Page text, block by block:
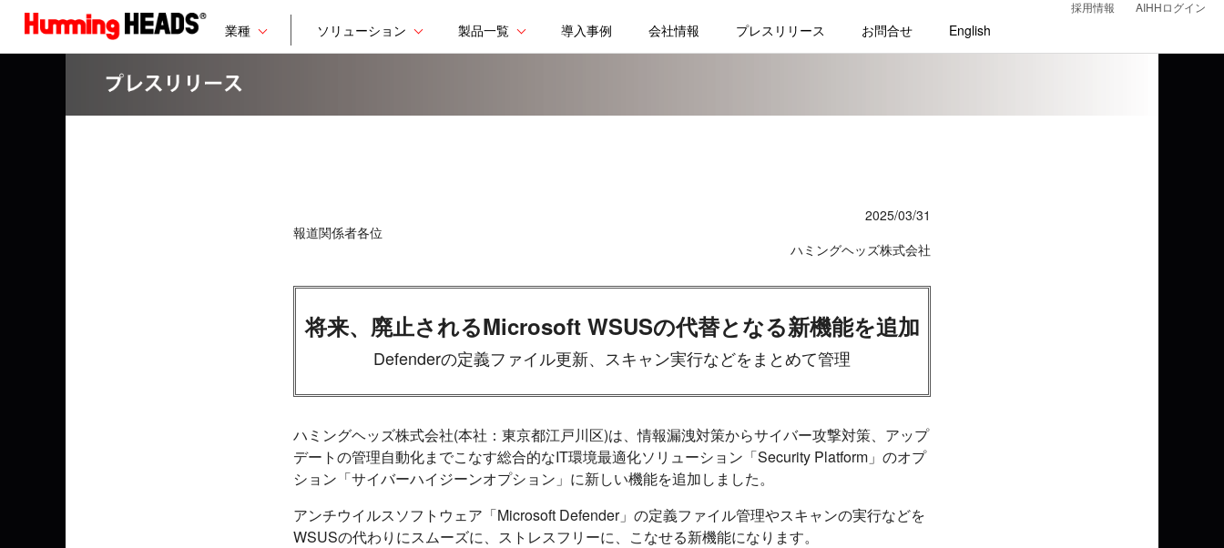
採用情報 AIHHログイン
業種 ソリューション 製品一覧 導入事例 会社情報 プレスリリース お問合せ English
2025/03/31
報道関係者各位
ハミングヘッズ株式会社
将来、廃止されるMicrosoft WSUSの代替となる新機能を追加
Defenderの定義ファイル更新、スキャン実行などをまとめて管理
ハミングヘッズ株式会社(本社：東京都江戸川区)は、情報漏洩対策からサイバー攻撃対策、アップ
デートの管理自動化までこなす総合的なIT環境最適化ソリューション「Security Platform」のオプ
ション「サイバーハイジーンオプション」に新しい機能を追加しました。
アンチウイルスソフトウェア「Microsoft Defender」の定義ファイル管理やスキャンの実行などを
WSUSの代わりにスムーズに、ストレスフリーに、こなせる新機能になります。